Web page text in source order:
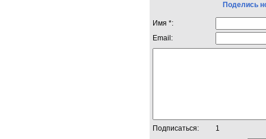
Поделись
Имя *:
Email:
Подписаться: 1